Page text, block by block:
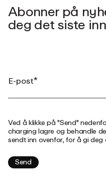
Abonner på
deg det siste
Ved å klikke på "Send"
charging lagre og behandle
sendt inn ovenfor, for å gi deg